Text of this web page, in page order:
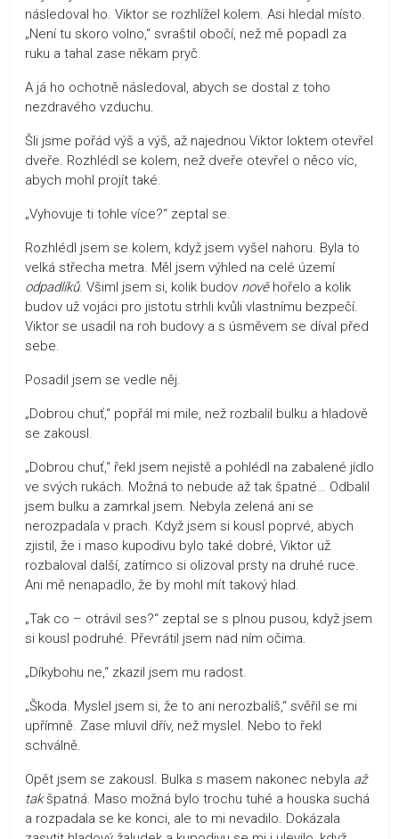
následoval ho. Viktor se rozhlížel kolem. Asi hledal místo.
„Není tu skoro volno,“ svraštil obočí, než mě popadl za
ruku a tahal zase někam pryč.
A já ho ochotně následoval, abych se dostal z toho
nezdravého vzduchu.
Šli jsme pořád výš a výš, až najednou Viktor loktem otevřel
dveře. Rozhlédl se kolem, než dveře otevřel o něco víc,
abych mohl projít také.
„Vyhovuje ti tohle více?“ zeptal se.
Rozhlédl jsem se kolem, když jsem vyšel nahoru. Byla to
velká střecha metra. Měl jsem výhled na celé území
odpadlíků. Všiml jsem si, kolik budov nověhořelo a kolik
budov už vojáci pro jistotu strhli kvůli vlastnímu bezpečí.
Viktor se usadil na roh budovy a s úsměvem se díval před
sebe.
Posadil jsem se vedle něj.
„Dobrou chuť,“ popřál mi mile, než rozbalil bulku a hladově
se zakousl.
„Dobrou chuť,“ řekl jsem nejistě a pohlédl na zabalené jídlo
ve svých rukách. Možná to nebude až tak špatné… Odbalil
jsem bulku a zamrkal jsem. Nebyla zelená ani se
nerozpadala v prach. Když jsem si kousl poprvé, abych
zjistil, že i maso kupodivu bylo také dobré, Viktor už
rozbaloval další, zatímco si olizoval prsty na druhé ruce.
Ani mě nenapadlo, že by mohl mít takový hlad.
„Tak co – otrávil ses?“ zeptal se s plnou pusou, když jsem
si kousl podruhé. Převrátil jsem nad ním očima.
„Díkybohu ne,“ zkazil jsem mu radost.
„Škoda. Myslel jsem si, že to ani nerozbalíš,“ svěřil se mi
upřímně. Zase mluvil dřív, než myslel. Nebo to řekl
schválně.
Opět jsem se zakousl. Bulka s masem nakonec nebyla až
takšpatná. Maso možná bylo trochu tuhé a houska suchá
a rozpadala se ke konci, ale to mi nevadilo. Dokázala